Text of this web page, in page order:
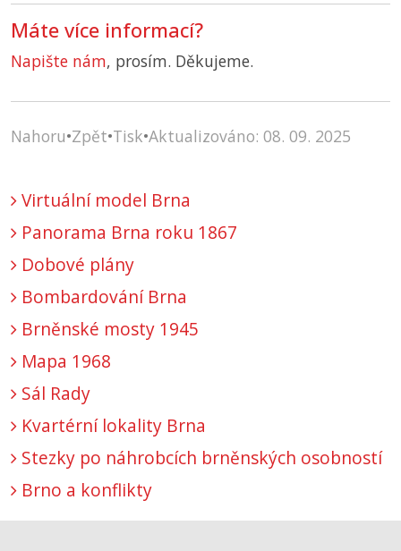
Máte více informací?
Napište nám, prosím. Děkujeme.
Nahoru•Zpět•Tisk•Aktualizováno: 08. 09. 2025
Virtuální model Brna
Panorama Brna roku 1867
Dobové plány
Bombardování Brna
Brněnské mosty 1945
Mapa 1968
Sál Rady
Kvartérní lokality Brna
Stezky po náhrobcích brněnských osobností
Brno a konflikty